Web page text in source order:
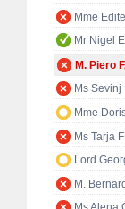
Mme
Mr Nigel
M. Piero
Ms Sevinj
Mme
Ms Tarja
Lord
M.